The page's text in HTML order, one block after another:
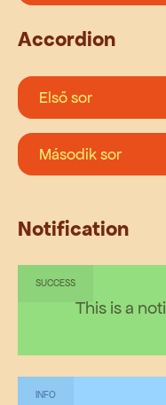
Accordion
Első sor
Második sor
Notification
SUCCESS
This is a
INFO